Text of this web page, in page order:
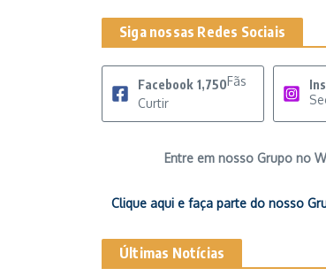
Siga nossas Redes Sociais
Facebook 1,750Fãs
Curtir
Entre em nosso Grupo no
Clique aqui e faça parte do nosso
Últimas Notícias